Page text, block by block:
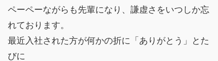
ペーペーながらも先輩になり、謙虚さをいつしか忘
れております。
最近入社された方が何かの折に「ありがとう」とた
びに